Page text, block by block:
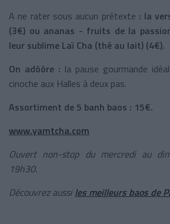
A ne rater sous aucun prétexte : la
(3€) ou ananas - fruits de la
leur sublime Laï Cha (thé au lait) (4€).
On adôôre : la pause gourmande
cinoche aux Halles à deux pas.
Assortiment de 5 banh baos : 15€.
www.yamtcha.com
Ouvert non-stop du mercredi au
19h30.
Découvrez aussiles meilleurs baos de